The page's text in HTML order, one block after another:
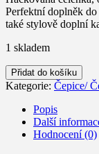
Perfektní doplněk do
také stylově doplní
1 skladem
Čelenka
Barevnice
množství
Přidat do košíku
Kategorie: Čepice/
Popis
Další
Hodnocení (0)